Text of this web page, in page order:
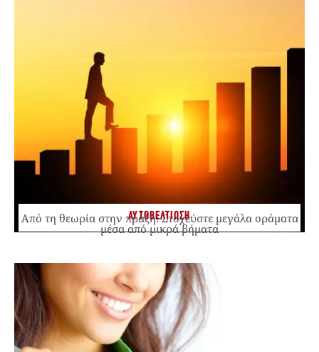
ΑΥΤΟΒΕΛΤΙΩΣΗ
Από τη θεωρία στην πράξη: Στοχεύστε μεγάλα οράματα
μέσα από μικρά βήματα